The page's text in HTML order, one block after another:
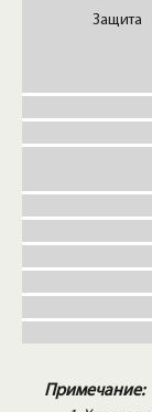
Защита
Примечание: